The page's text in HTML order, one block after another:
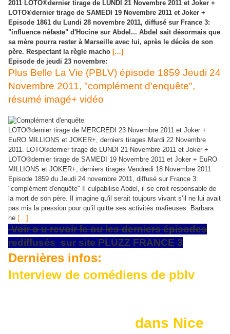
2011 LOTO®dernier tirage de LUNDI 21 Novembre 2011 et Joker +
LOTO®dernier tirage de SAMEDI 19 Novembre 2011 et Joker +
Episode 1861 du Lundi 28 novembre 2011, diffusé sur France 3:
"influence néfaste" d'Hocine sur Abdel... Abdel sait désormais que
sa mère pourra rester à Marseille avec lui, après le décès de son
père. Respectant la règle macho […]
Episode de jeudi 23 novembre:
Plus Belle La Vie (PBLV) épisode 1859 Jeudi 24
Novembre 2011, "complément d'enquête",
résumé imagé+ vidéo
LOTO®dernier tirage de MERCREDI 23 Novembre 2011 et Joker +
EuRO MILLIONS et JOKER+, derniers tirages Mardi 22 Novembre
2011. LOTO®dernier tirage de LUNDI 21 Novembre 2011 et Joker +
LOTO®dernier tirage de SAMEDI 19 Novembre 2011 et Joker + EuRO
MILLIONS et JOKER+, derniers tirages Vendredi 18 Novembre 2011
Episode 1859 du Jeudi 24 novembre 2011, diffusé sur France 3:
"complément d'enquête" Il culpabilise Abdel, il se croit responsable de
la mort de son père. Il imagine qu'il serait toujours vivant s’il ne lui avait
pas mis la pression pour qu’il quitte ses activités mafieuses. Barbara
ne […]
-Voir o u revoir le ou les derniers épisodes
rediffusés sur site PLUZZ FRANCE 3
Dernières infos:
Interview de comédiens de pblv
dans Nice